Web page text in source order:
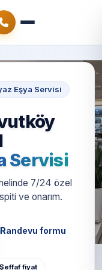
Eşya Servisi
Servisi
7/24 özel
ve onarım.
Randevu formu
Şeffaf fiyat